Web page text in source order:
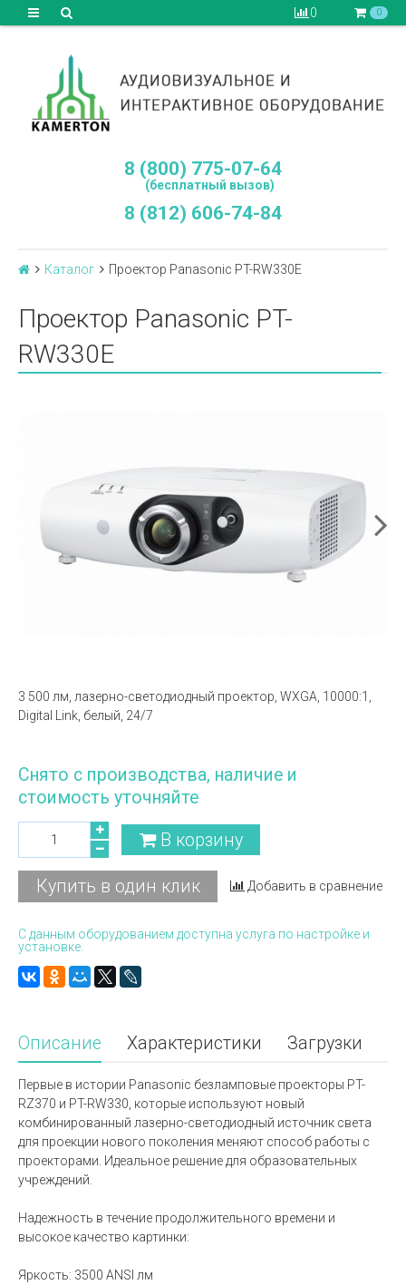
0 0
8 (800) 775-07-64
(бесплатный вызов)
8 (812) 606-74-84
Каталог Проектор Panasonic PT-RW330E
Проектор Panasonic PT-
RW330E
3 500 лм, лазерно-светодиодный проектор, WXGA, 10000:1,
Digital Link, белый, 24/7
Снято с производства, наличие и
стоимость уточняйте
В корзину
Купить в один клик Добавить в сравнение
С данным оборудованием доступна услуга по настройке и
установке.
Описание Характеристики Загрузки
Первые в истории Panasonic безламповые проекторы PT-
RZ370 и PT-RW330, которые используют новый
комбинированный лазерно-светодиодный источник света
для проекции нового поколения меняют способ работы с
проекторами. Идеальное решение для образовательных
учреждений.
Надежность в течение продолжительного времени и
высокое качество картинки:
Яркость: 3500 ANSI лм